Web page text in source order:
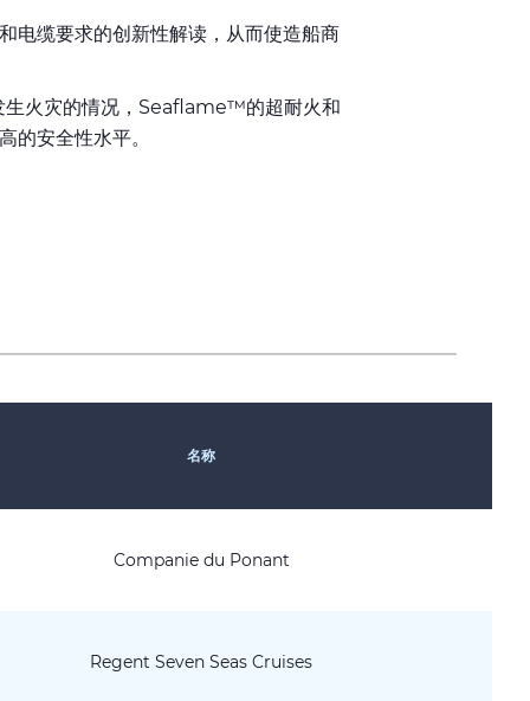
电缆要求的创新性解读，从而使造船商
生火灾的情况，Seaflame™的超耐火和
的安全性水平。
名称
Companie du Ponant
Regent Seven Seas Cruises